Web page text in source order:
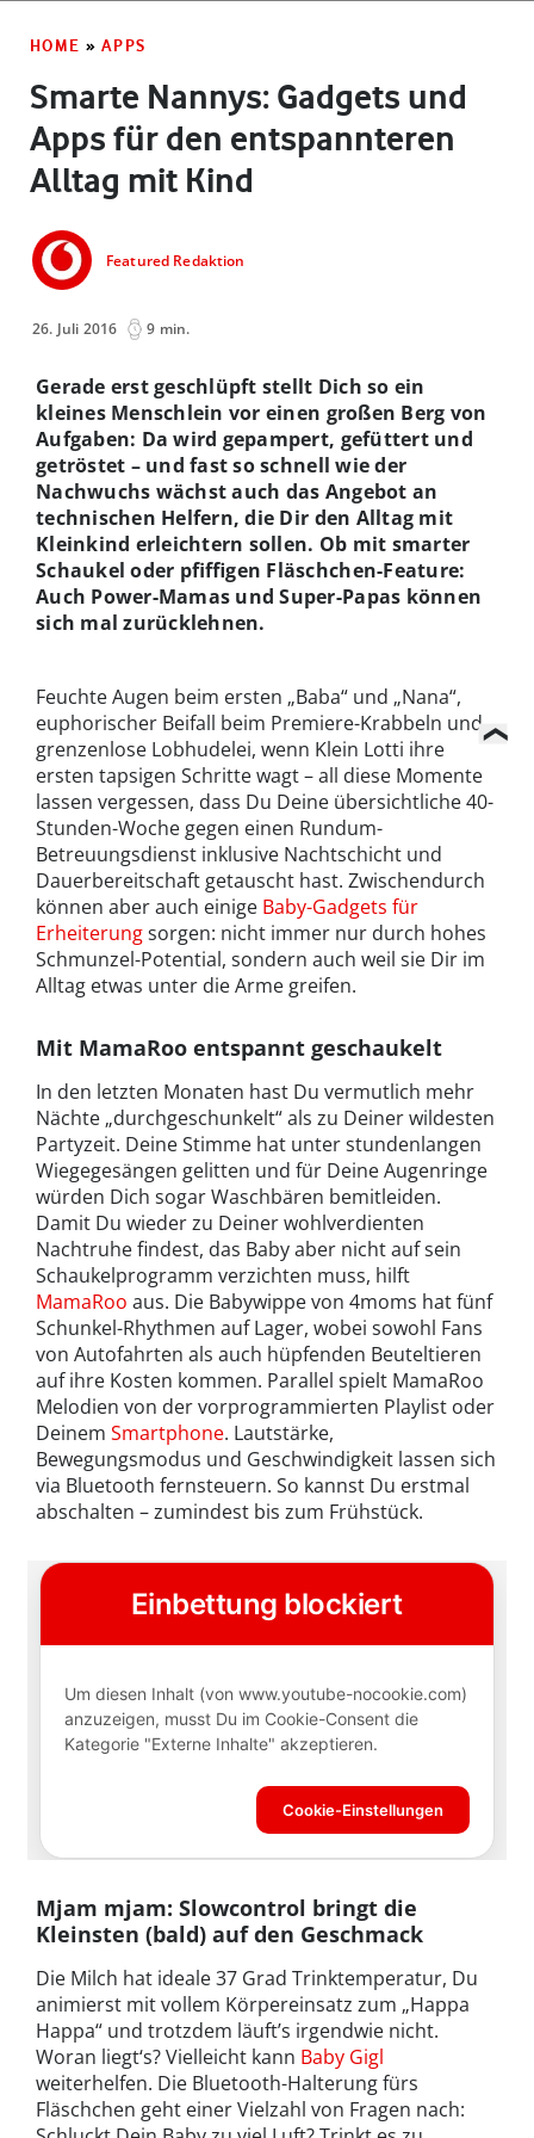
HOME » APPS
Smarte Nannys: Gadgets und
Apps für den entspannteren
Alltag mit Kind
Featured Redaktion
26. Juli 2016 9 min.
Gerade erst geschlüpft stellt Dich so ein
kleines Menschlein vor einen großen Berg von
Aufgaben: Da wird gepampert, gefüttert und
getröstet – und fast so schnell wie der
Nachwuchs wächst auch das Angebot an
technischen Helfern, die Dir den Alltag mit
Kleinkind erleichtern sollen. Ob mit smarter
Schaukel oder pfiffigen Fläschchen-Feature:
Auch Power-Mamas und Super-Papas können
sich mal zurücklehnen.
Feuchte Augen beim ersten „Baba“ und „Nana“,
euphorischer Beifall beim Premiere-Krabbeln und
grenzenlose Lobhudelei, wenn Klein Lotti ihre
ersten tapsigen Schritte wagt – all diese Momente
lassen vergessen, dass Du Deine übersichtliche 40-
Stunden-Woche gegen einen Rundum-
Betreuungsdienst inklusive Nachtschicht und
Dauerbereitschaft getauscht hast. Zwischendurch
können aber auch einige Baby-Gadgets für
Erheiterungsorgen: nicht immer nur durch hohes
Schmunzel-Potential, sondern auch weil sie Dir im
Alltag etwas unter die Arme greifen.
Mit MamaRoo entspannt geschaukelt
In den letzten Monaten hast Du vermutlich mehr
Nächte „durchgeschunkelt“ als zu Deiner wildesten
Partyzeit. Deine Stimme hat unter stundenlangen
Wiegegesängen gelitten und für Deine Augenringe
würden Dich sogar Waschbären bemitleiden.
Damit Du wieder zu Deiner wohlverdienten
Nachtruhe findest, das Baby aber nicht auf sein
Schaukelprogramm verzichten muss, hilft
MamaRoo aus. Die Babywippe von 4moms hat fünf
Schunkel-Rhythmen auf Lager, wobei sowohl Fans
von Autofahrten als auch hüpfenden Beuteltieren
auf ihre Kosten kommen. Parallel spielt MamaRoo
Melodien von der vorprogrammierten Playlist oder
Deinem Smartphone. Lautstärke,
Bewegungsmodus und Geschwindigkeit lassen sich
via Bluetooth fernsteuern. So kannst Du erstmal
abschalten – zumindest bis zum Frühstück.
Mjam mjam: Slowcontrol bringt die
Kleinsten (bald) auf den Geschmack
Die Milch hat ideale 37 Grad Trinktemperatur, Du
animierst mit vollem Körpereinsatz zum „Happa
Happa“ und trotzdem läuft’s irgendwie nicht.
Woran liegt‘s? Vielleicht kann Baby Gigl
weiterhelfen. Die Bluetooth-Halterung fürs
Fläschchen geht einer Vielzahl von Fragen nach: